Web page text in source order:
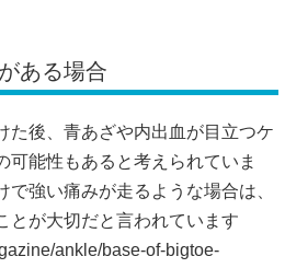
ある場合
た後、青あざや内出血が目立つケ
可能性もあると考えられていま
強い痛みが走るような場合は、
とが大切だと言われています
ankle/base-of-bigtoe-